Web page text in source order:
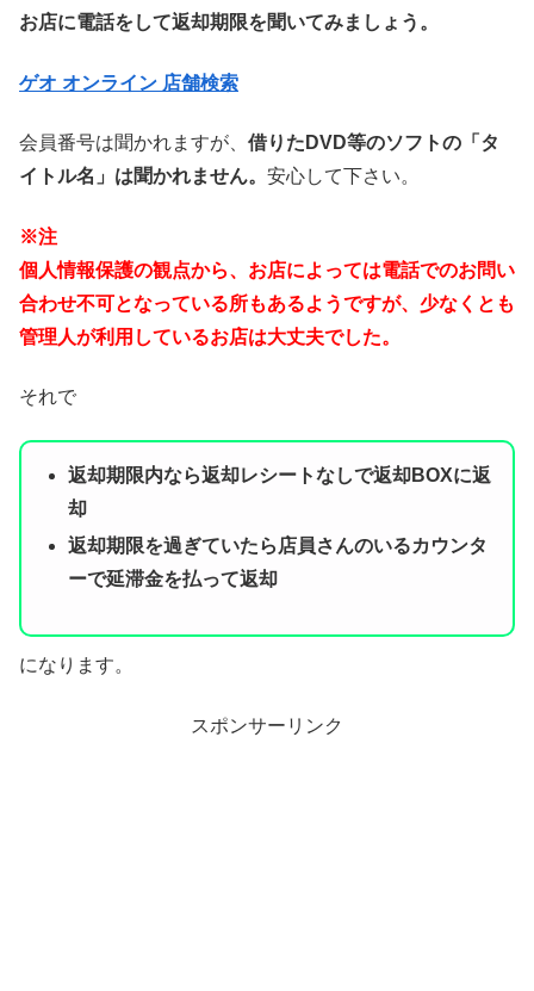
お店に電話をして返却期限を聞いてみましょう。
ゲオ オンライン 店舗検索
会員番号は聞かれますが、 借りたDVD等のソフトの「タ
イトル名」は聞かれません。 安心して下さい。
※注
個人情報保護の観点から、お店によっては電話でのお問い
合わせ不可となっている所もあるようですが、少なくとも
管理人が利用しているお店は大丈夫でした。
それで
返却期限内なら返却レシートなしで返却BOXに返
却
返却期限を過ぎていたら店員さんのいるカウンタ
ーで延滞金を払って返却
になります。
スポンサーリンク